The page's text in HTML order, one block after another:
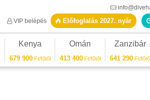
VIP belépés
Előfoglalás 2027. nyár
Kenya
679 900Ft/főtől
Omán
413 400Ft/főtől
Zanzibár
641 290Ft/